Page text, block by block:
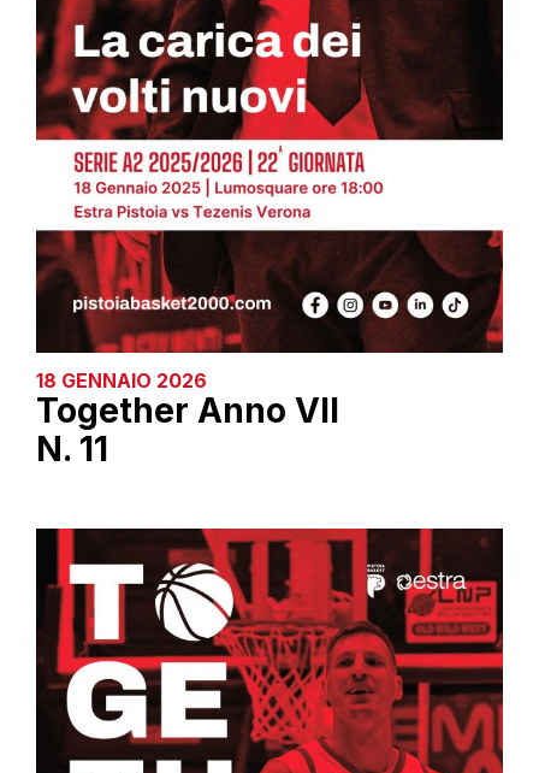
18 GENNAIO 2026
Together Anno VII
N. 11